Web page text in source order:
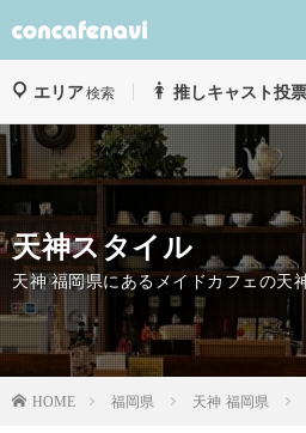
エリア検索 推しキャスト投票
天神スタイル
天神 福岡県にあるメイドカフェの天
HOME 福岡県 天神 福岡県